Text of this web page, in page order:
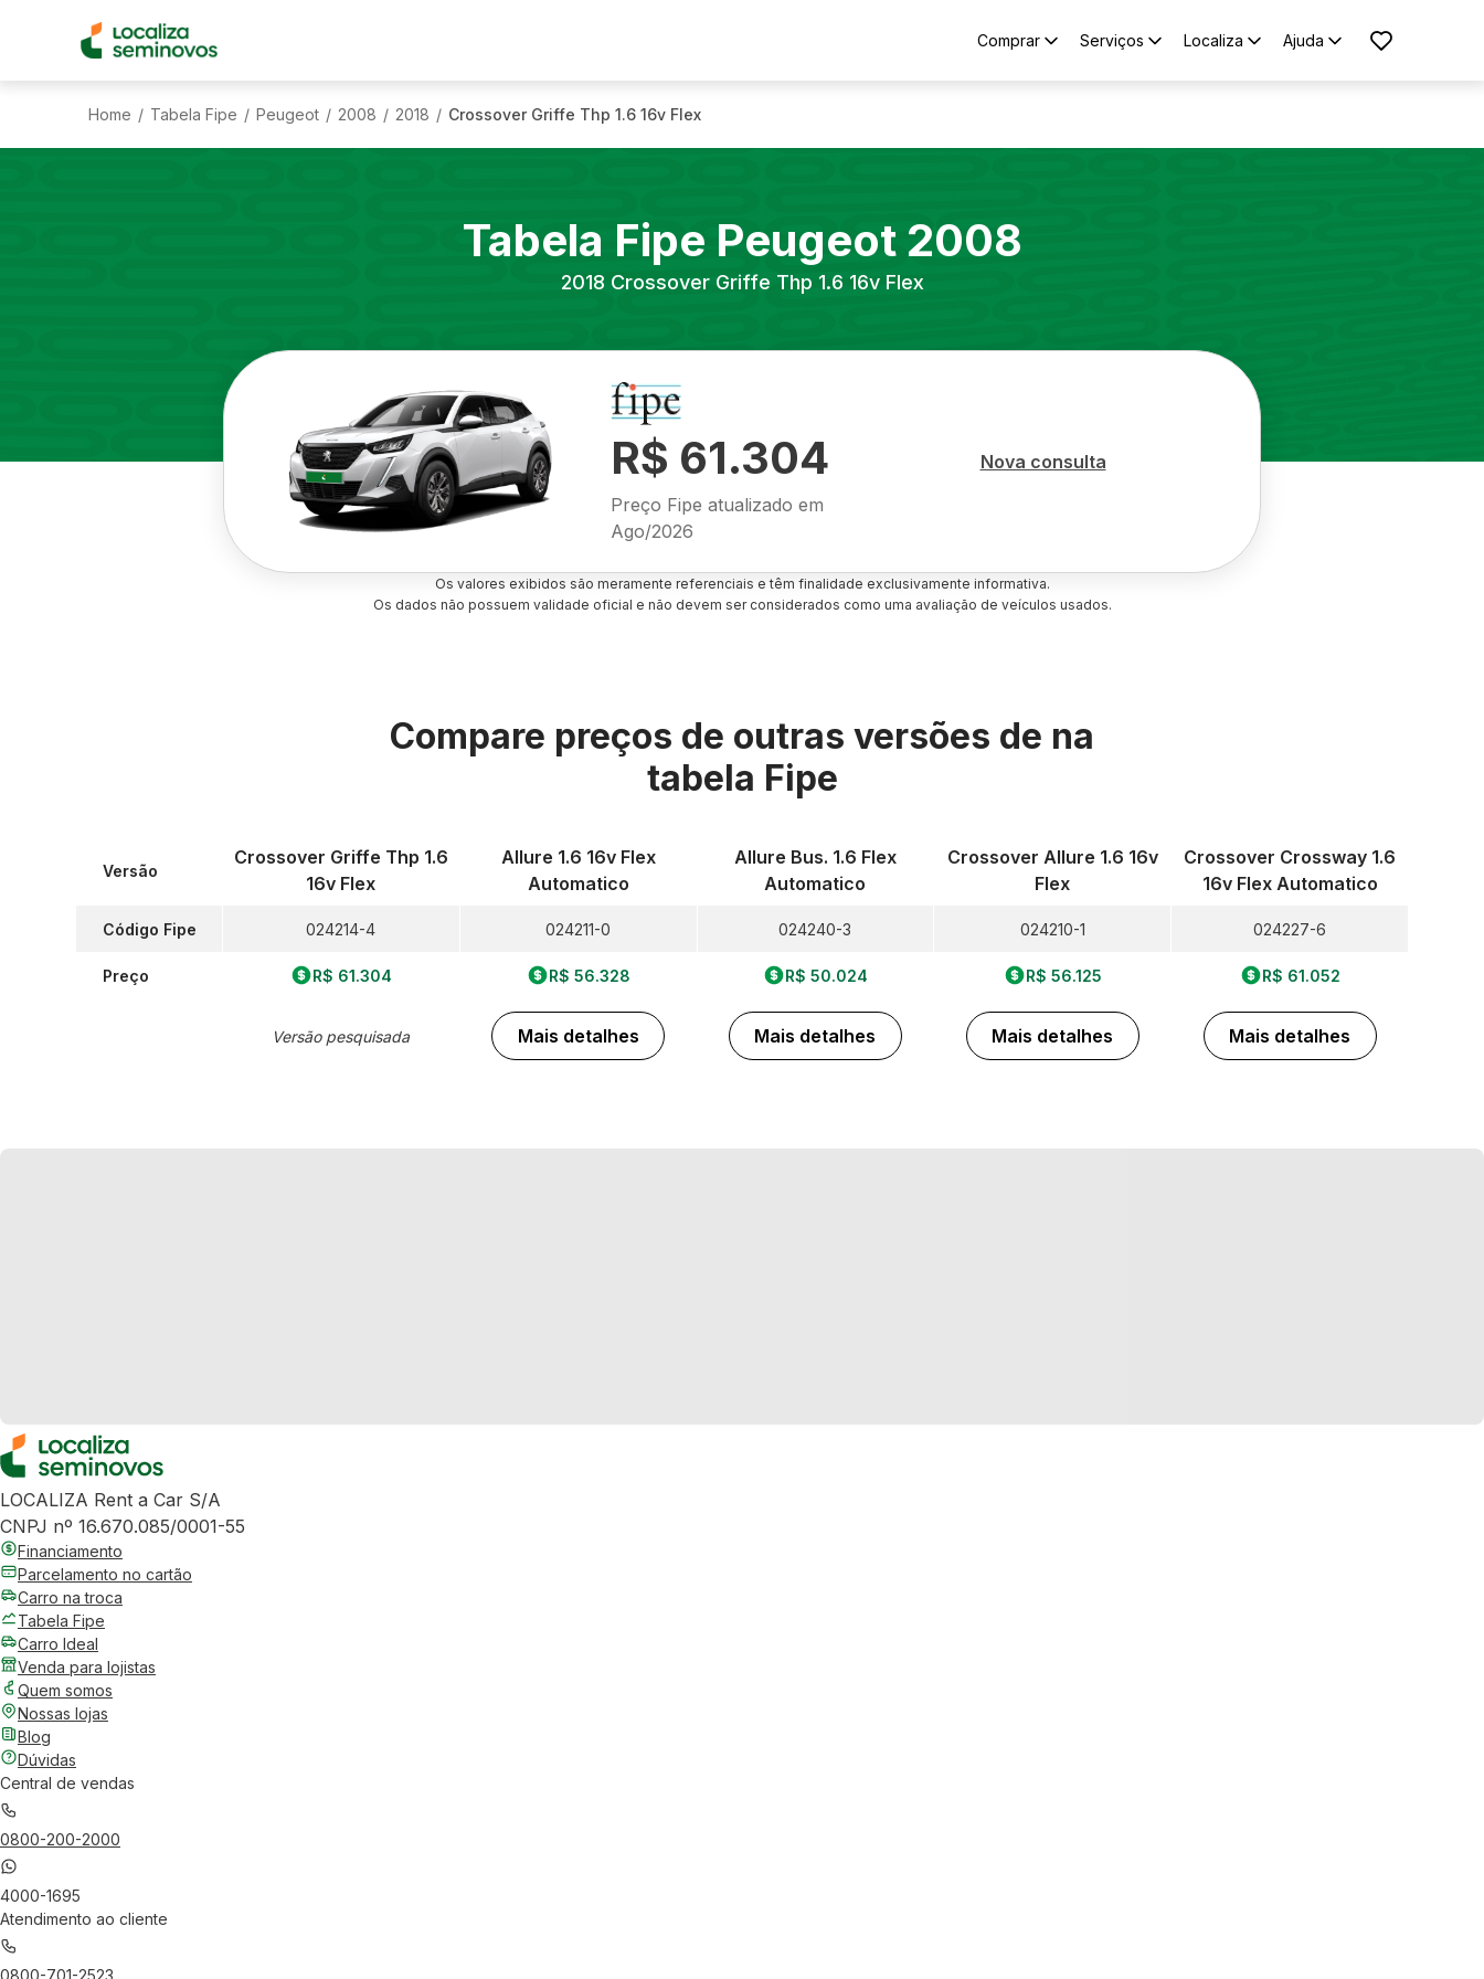
Comprar Serviços Localiza Ajuda
Home / Tabela Fipe / Peugeot / 2008 / 2018 / Crossover Griffe Thp 1.6 16v Flex
Tabela Fipe Peugeot 2008
2018 Crossover Griffe Thp 1.6 16v Flex
R$ 61.304
Preço Fipe atualizado em
Ago/2026
Nova consulta
Os valores exibidos são meramente referenciais e têm finalidade exclusivamente informativa.
Os dados não possuem validade oficial e não devem ser considerados como uma avaliação de veículos usados.
Compare preços de outras versões de na
tabela Fipe
Versão
Código Fipe
Preço
Crossover Griffe Thp 1.6
16v Flex
024214-4
R$ 61.304
Versão pesquisada
Allure 1.6 16v Flex
Automatico
024211-0
R$ 56.328
Mais detalhes
Allure Bus. 1.6 Flex
Automatico
024240-3
R$ 50.024
Mais detalhes
Crossover Allure 1.6 16v
Flex
024210-1
R$ 56.125
Mais detalhes
Crossover Crossway 1.6
16v Flex Automatico
024227-6
R$ 61.052
Mais detalhes
LOCALIZA Rent a Car S/A
CNPJ nº 16.670.085/0001-55
Financiamento
Parcelamento no cartão
Carro na troca
Tabela Fipe
Carro Ideal
Venda para lojistas
Quem somos
Nossas lojas
Blog
Dúvidas
Central de vendas
0800-200-2000
4000-1695
Atendimento ao cliente
0800-701-2523